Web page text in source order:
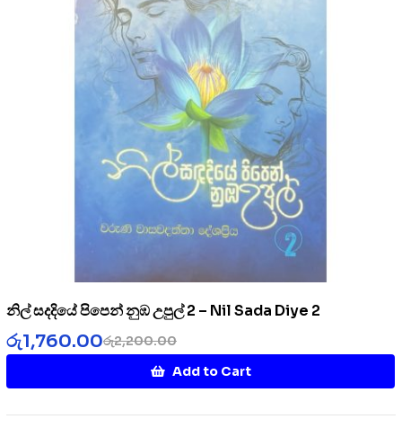
නිල් සදදියේ පිපෙන් නුඹ උපුල් 2 – Nil Sada Diye 2
රු2,200.00
රු1,760.00
Add to Cart